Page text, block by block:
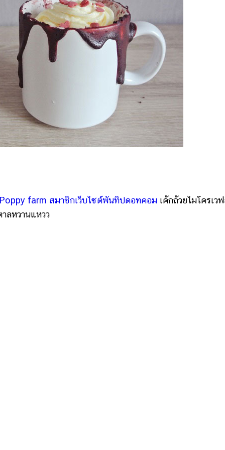
farm สมาชิกเว็บไซต์พันทิปดอทคอม เค้กถ้วยไมโครเว
ลหวานแหวว